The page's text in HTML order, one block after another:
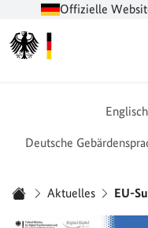
Offizielle
Englisch
Deutsche
Aktuelles EU-